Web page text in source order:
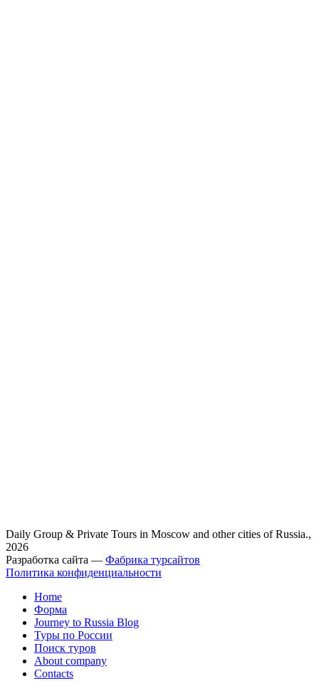
Daily Group & Private Tours in Moscow and other cities of Russia.,
2026
Разработка сайта — Фабрика турсайтов
Политика конфиденциальности
Home
Форма
Journey to Russia Blog
Туры по России
Поиск туров
About company
Contacts